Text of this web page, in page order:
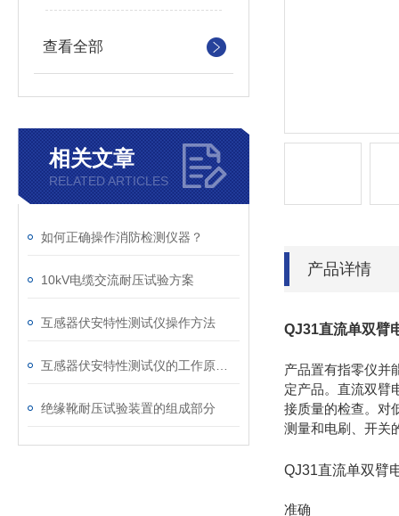
查看全部
相关文章
RELATED ARTICLES
如何正确操作消防检测仪器？
10kV电缆交流耐压试验方案
互感器伏安特性测试仪操作方法
绝缘靴耐压试验装置的组成部分
产品详情
QJ31直流单双臂
产品置有指零仪并
定产品。直流双臂
接质量的检查。对
测量和电刷、开关
QJ31直流单双臂
准确